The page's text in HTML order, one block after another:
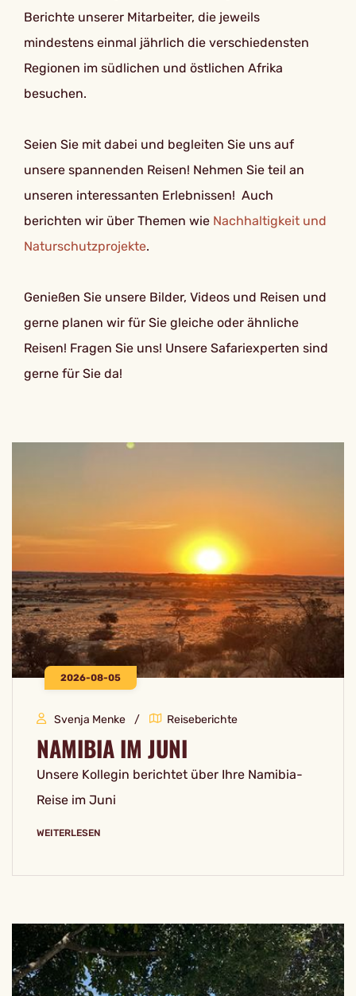
Berichte unserer Mitarbeiter, die jeweils
mindestens einmal jährlich die verschiedensten
Regionen im südlichen und östlichen Afrika
besuchen.
Seien Sie mit dabei und begleiten Sie uns auf
unsere spannenden Reisen! Nehmen Sie teil an
unseren interessanten Erlebnissen! Auch
berichten wir über Themen wie Nachhaltigkeit und
Naturschutzprojekte.
Genießen Sie unsere Bilder, Videos und Reisen und
gerne planen wir für Sie gleiche oder ähnliche
Reisen! Fragen Sie uns! Unsere Safariexperten sind
gerne für Sie da!
2026-08-05
Svenja Menke Reiseberichte
NAMIBIA IM JUNI
Unsere Kollegin berichtet über Ihre Namibia-
Reise im Juni
WEITERLESEN